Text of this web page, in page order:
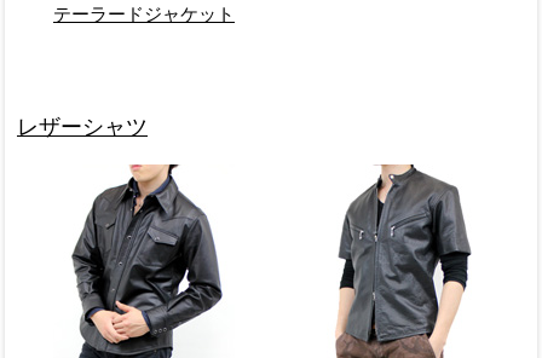
テーラードジャケット
レザーシャツ